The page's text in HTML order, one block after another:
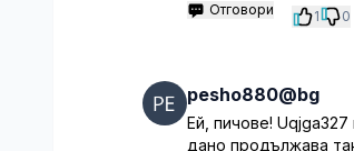
Отговори 1 0
pesho880@bg
Ей, пичове!
дано продължава